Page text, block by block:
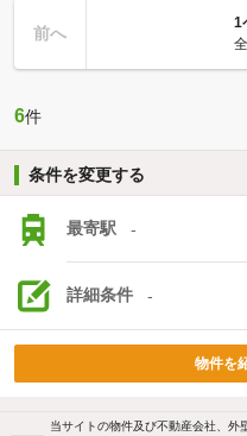
前へ
1
6件
条件を変更する
最寄駅 -
詳細条件 -
物件を
当サイトの物件及び不動産会社、外